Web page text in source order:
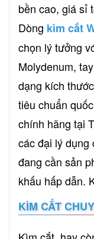
bền cao, giá sỉ
Dòng kìm cắt
chọn lý tưởng
Molydenum,
dạng kích
tiêu chuẩn
chính hãng tại
các đại lý dụng
đang cần sản
khấu hấp dẫn.
KÌM CẮT